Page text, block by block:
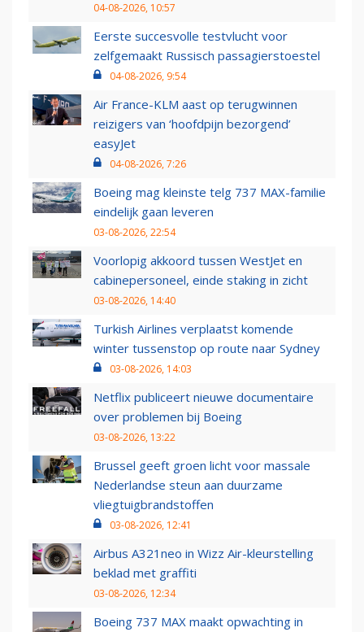
04-08-2026, 10:57
Eerste succesvolle testvlucht voor
zelfgemaakt Russisch passagierstoestel
04-08-2026, 9:54
Air France-KLM aast op terugwinnen
reizigers van ‘hoofdpijn bezorgend’
easyJet
04-08-2026, 7:26
Boeing mag kleinste telg 737 MAX-familie
eindelijk gaan leveren
03-08-2026, 22:54
Voorlopig akkoord tussen WestJet en
cabinepersoneel, einde staking in zicht
03-08-2026, 14:40
Turkish Airlines verplaatst komende
winter tussenstop op route naar Sydney
03-08-2026, 14:03
Netflix publiceert nieuwe documentaire
over problemen bij Boeing
03-08-2026, 13:22
Brussel geeft groen licht voor massale
Nederlandse steun aan duurzame
vliegtuigbrandstoffen
03-08-2026, 12:41
Airbus A321neo in Wizz Air-kleurstelling
beklad met graffiti
03-08-2026, 12:34
Boeing 737 MAX maakt opwachting in